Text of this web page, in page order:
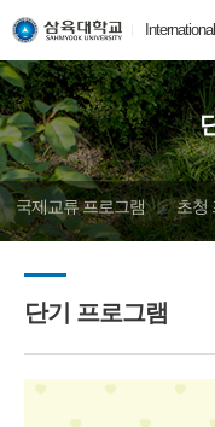
국제교류 프로그램 초청
단기 프로그램